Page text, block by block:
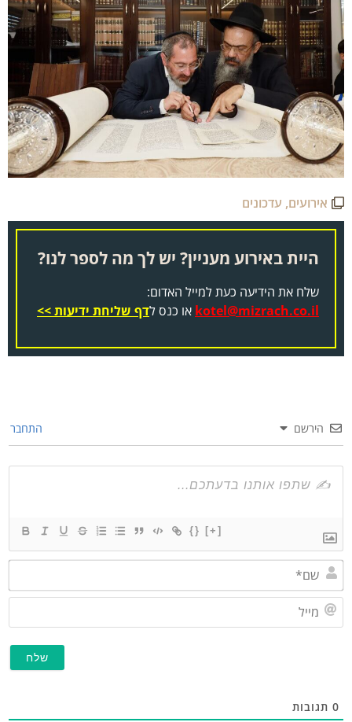
אירועים,עדכונים
היית באירוע מעניין? יש לך מה לספר לנו?
שלח את הידיעה כעת למייל האדום:
kotel@mizrach.co.ilאו כנס לדף שליחת ידיעות >>
הירשם התחבר
{}
תגובות